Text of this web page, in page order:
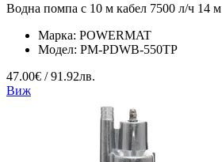
Водна помпа с 10 м кабел 7500 л/ч 14 м
Марка: POWERMAT
Модел: PM-PDWB-550TP
47.00€ / 91.92лв.
Виж